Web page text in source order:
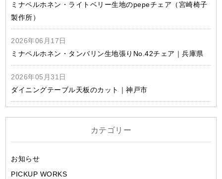
ミナペルホネン・ライトベリー生地のpepeチェア（宮崎椅子
製作所）
2026年06月17日
ミナペルホネン・タンバリン生地張りNo.42チェア｜兵庫県
2026年05月31日
ダイニングテーブル天板のカット｜神戸市
カテゴリー
お知らせ
PICKUP WORKS